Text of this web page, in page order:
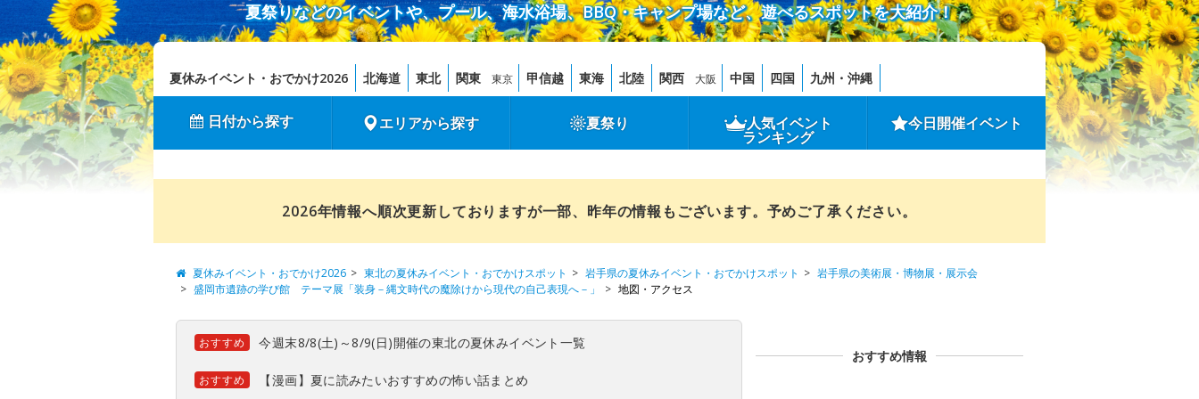
夏祭りなどのイベントや、プール、海水浴場、BBQ・キャンプ場など、遊べるスポットを大紹介！
夏休みイベント・おでかけ2026 北海道 東北 関東 東京 甲信越 東海 北陸 関西 大阪 中国 四国 九州・沖縄
日付から探す エリアから探す 夏祭り 人気イベント
ランキング
今日開催イベント
2026年情報へ順次更新しておりますが一部、昨年の情報もございます。予めご了承ください。
夏休みイベント・おでかけ2026 東北の夏休みイベント・おでかけスポット 岩手県の夏休みイベント・おでかけスポット
岩手県の美術展・博物展・展示会
盛岡市遺跡の学び館 テーマ展「装身－縄文時代の魔除けから現代の自己表現へ－」
地図・アクセス
おすすめ 今週末8/8(土)～8/9(日)開催の東北の夏休みイベント一覧
おすすめ 【漫画】夏に読みたいおすすめの怖い話まとめ
おすすめ情報